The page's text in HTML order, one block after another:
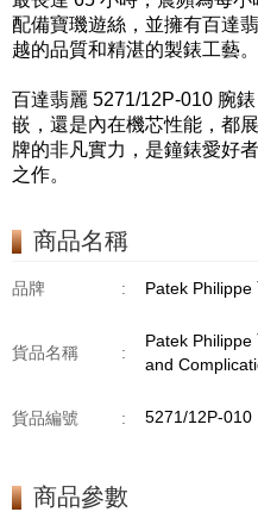
配備寶璣遊絲，並擁有百達
越的品質和精湛的製錶工藝。
百達翡麗 5271/12P-010 腕
嵌，還是內在機芯性能，都
牌的非凡實力，是鐘錶愛好
之作。
商品名稱
品牌 : Patek Philippe
貨品名稱 :
Patek
and
貨品編號 : 5271/12P-010
商品參數